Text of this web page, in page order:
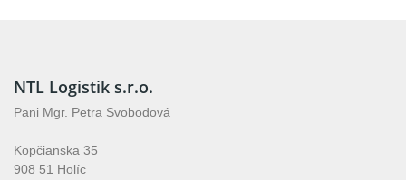
NTL Logistik s.r.o.
Pani Mgr. Petra Svobodová
Kopčianska 35
908 51 Holíc